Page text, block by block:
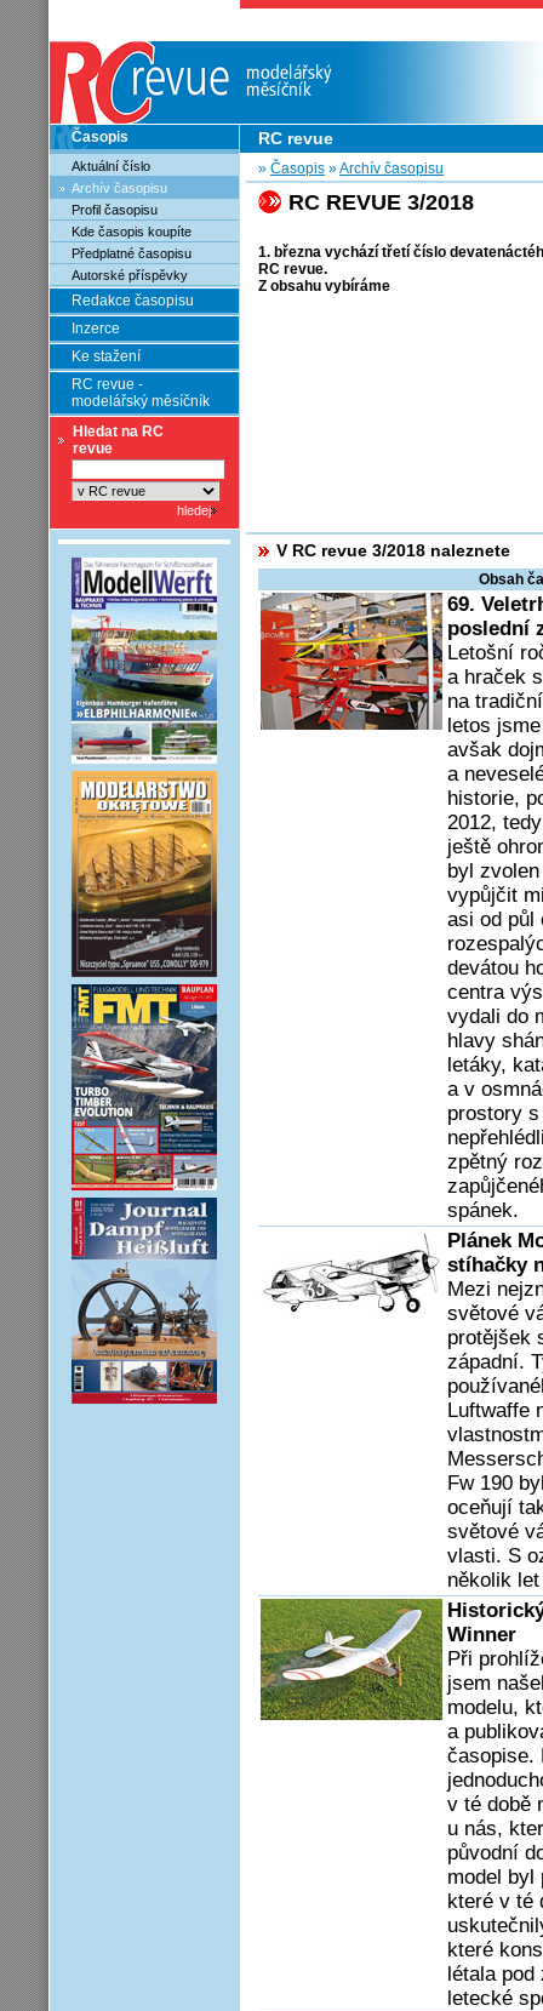
Časopis
Aktuální číslo
Archív časopisu
Profil časopisu
Kde časopis koupíte
Předplatné časopisu
Autorské příspěvky
Redakce časopisu
Inzerce
Ke stažení
RC revue -
modelářský měsíčník
Hledat na RC
revue
RC revue
» Časopis »Archív časopisu
RC REVUE 3/2018
1. března vychází třetí číslo
RC revue.
Z obsahu vybíráme
V RC revue 3/2018 naleznete
Obsah
69.
poslední
Letošní
a hraček
na
letos
avšak
a
historie,
2012,
ještě
byl
vypůjčit
asi od půl
devátou
centra
vydali do
hlavy
letáky,
a v
prostory
zpětný
spánek.
Plánek
stíhačky
Mezi
světové
protějšek
západní.
Luftwaffe
Fw 190
oceňují
světové
vlasti. S
několik
Winner
Při
jsem
modelu,
a
časopise.
v té době
u nás,
původní
model byl
které v té
které
létala
letecké